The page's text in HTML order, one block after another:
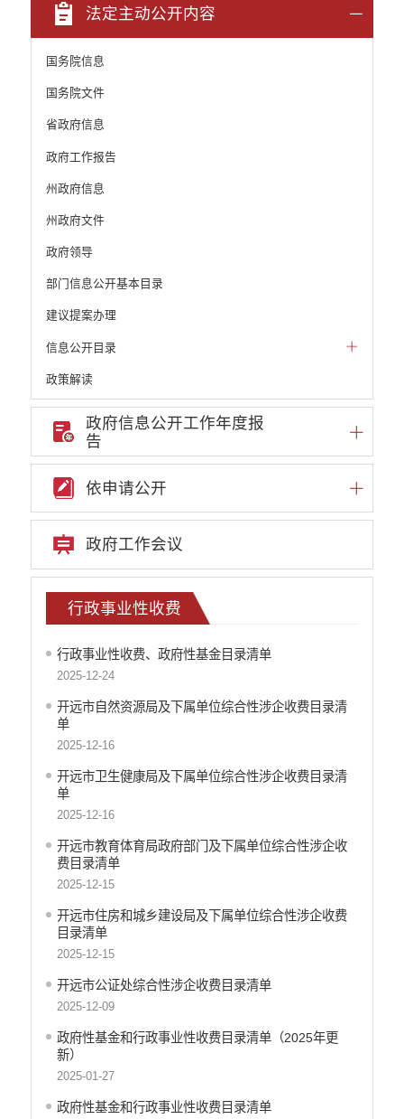
法定主动公开内容
国务院信息
国务院文件
省政府信息
政府工作报告
州政府信息
州政府文件
政府领导
部门信息公开基本目录
建议提案办理
信息公开目录
政策解读
机构职能和权责清单
自然资源政务公开
重点领域信息公开
行政事业性收费
公务员管理
重大决策
财政资金直达基层
稳岗就业
应急预案
公共文化服务
疫情防控
养老服务
社会救助信息
规划计划
重大决策预公开
生态环境
食品药品监管
义务教育
政府集中采购
政府信息公开工作年度报
告
依申请公开
政府工作会议
行政事业性收费
行政事业性收费、政府性基金目录清单
2025-12-24
开远市自然资源局及下属单位综合性涉企收费目录清
单
2025-12-16
开远市卫生健康局及下属单位综合性涉企收费目录清
单
2025-12-16
开远市教育体育局政府部门及下属单位综合性涉企收
费目录清单
2025-12-15
开远市住房和城乡建设局及下属单位综合性涉企收费
目录清单
2025-12-15
开远市公证处综合性涉企收费目录清单
2025-12-09
政府性基金和行政事业性收费目录清单（2025年更
新）
2025-01-27
政府性基金和行政事业性收费目录清单